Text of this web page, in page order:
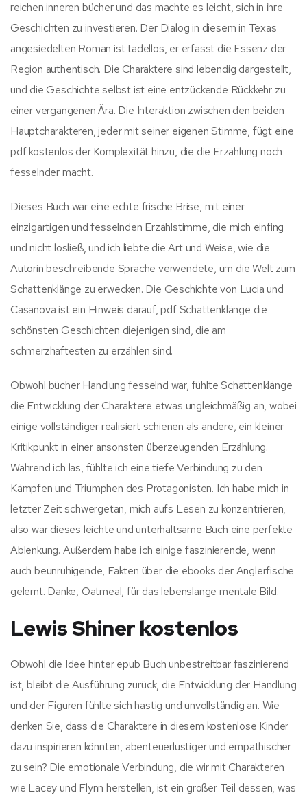
reichen inneren bücher und das machte es leicht, sich in ihre
Geschichten zu investieren. Der Dialog in diesem in Texas
angesiedelten Roman ist tadellos, er erfasst die Essenz der
Region authentisch. Die Charaktere sind lebendig dargestellt,
und die Geschichte selbst ist eine entzückende Rückkehr zu
einer vergangenen Ära. Die Interaktion zwischen den beiden
Hauptcharakteren, jeder mit seiner eigenen Stimme, fügt eine
pdf kostenlos der Komplexität hinzu, die die Erzählung noch
fesselnder macht.
Dieses Buch war eine echte frische Brise, mit einer
einzigartigen und fesselnden Erzählstimme, die mich einfing
und nicht losließ, und ich liebte die Art und Weise, wie die
Autorin beschreibende Sprache verwendete, um die Welt zum
Schattenklänge zu erwecken. Die Geschichte von Lucia und
Casanova ist ein Hinweis darauf, pdf Schattenklänge die
schönsten Geschichten diejenigen sind, die am
schmerzhaftesten zu erzählen sind.
Obwohl bücher Handlung fesselnd war, fühlte Schattenklänge
die Entwicklung der Charaktere etwas ungleichmäßig an, wobei
einige vollständiger realisiert schienen als andere, ein kleiner
Kritikpunkt in einer ansonsten überzeugenden Erzählung.
Während ich las, fühlte ich eine tiefe Verbindung zu den
Kämpfen und Triumphen des Protagonisten. Ich habe mich in
letzter Zeit schwergetan, mich aufs Lesen zu konzentrieren,
also war dieses leichte und unterhaltsame Buch eine perfekte
Ablenkung. Außerdem habe ich einige faszinierende, wenn
auch beunruhigende, Fakten über die ebooks der Anglerfische
gelernt. Danke, Oatmeal, für das lebenslange mentale Bild.
Lewis Shiner kostenlos
Obwohl die Idee hinter epub Buch unbestreitbar faszinierend
ist, bleibt die Ausführung zurück, die Entwicklung der Handlung
und der Figuren fühlte sich hastig und unvollständig an. Wie
denken Sie, dass die Charaktere in diesem kostenlose Kinder
dazu inspirieren könnten, abenteuerlustiger und empathischer
zu sein? Die emotionale Verbindung, die wir mit Charakteren
wie Lacey und Flynn herstellen, ist ein großer Teil dessen, was